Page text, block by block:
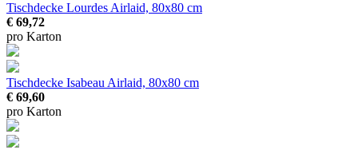
Tischdecke Lourdes Airlaid, 80x80 cm
€ 69,72
pro Karton
Tischdecke Isabeau Airlaid, 80x80 cm
€ 69,60
pro Karton